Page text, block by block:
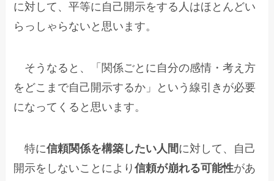
に対して、平等に自己開示をする人はほとんどい
らっしゃらないと思います。
そうなると、「関係ごとに自分の感情・考え方
をどこまで自己開示するか」という線引きが必要
になってくると思います。
特に信頼関係を構築したい人間に対して、自己
開示をしないことにより信頼が崩れる可能性があ